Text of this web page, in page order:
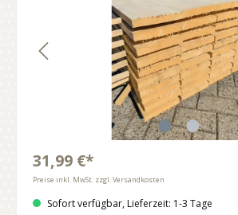
31,99 €*
Preise inkl. MwSt. zzgl. Versandkosten
Sofort verfügbar, Lieferzeit: 1-3 Tage